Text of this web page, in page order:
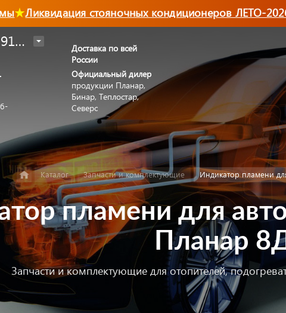
Ликвидация стояночных кондиционеров ЛЕТО-2026
8 (800) 700-91-88
Доставка по всей
России
Официальный дилер
продукции Планар,
Бинар, Теплостар,
Северс
Каталог Запчасти и комплектующие Индикатор пламени
пламени для
Планар
Запчасти и комплектующие для отопителей,